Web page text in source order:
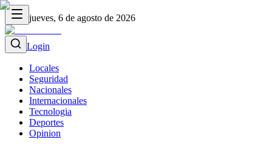
jueves, 6 de agosto de 2026
Login
Locales
Seguridad
Nacionales
Internacionales
Tecnologia
Deportes
Opinion